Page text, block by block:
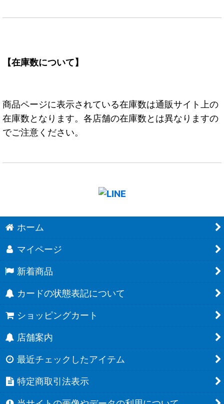
【在庫数について】
商品ページに表示されている在庫数は通販サイト上の
在庫数となります。各店舗の在庫数とは異なりますの
でご注意ください。
ホーム
マイページ
新着商品
カードの状態表記について
ショッピングカート
店舗案内
最近チェックしたアイテム
特定商取引法表示